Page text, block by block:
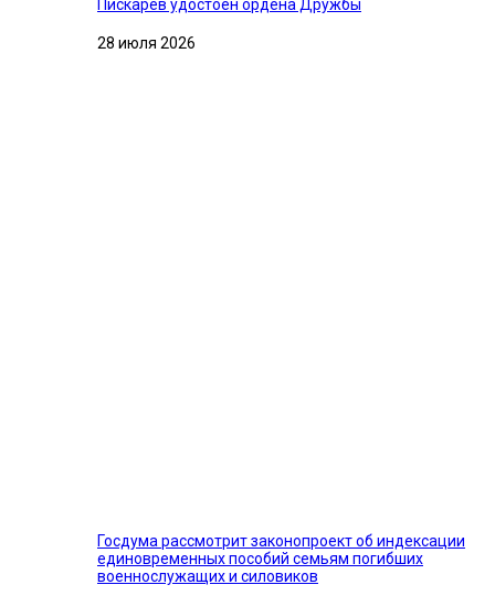
Пискарев удостоен ордена Дружбы
28 июля 2026
Госдума рассмотрит законопроект об индексации
единовременных пособий семьям погибших
военнослужащих и силовиков